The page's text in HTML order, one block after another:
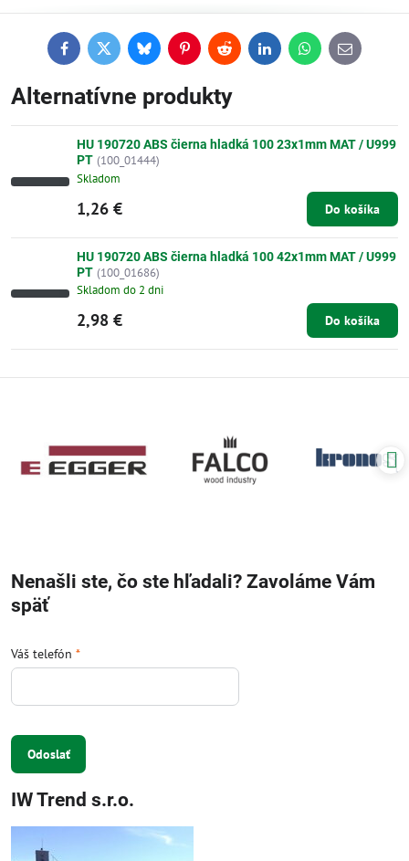
FacebookTwitterBlueskyPinterestReddit LinkedInWhatsApp
E-
mail
Alternatívne produkty
HU 190720 ABS čierna hladká 100 23x1mm MAT / U999
PT (100_01444)
Skladom
1,26 € Do košíka
HU 190720 ABS čierna hladká 100 42x1mm MAT / U999
PT (100_01686)
Skladom do 2 dni
2,98 € Do košíka
Nenašli ste, čo ste hľadali? Zavoláme Vám
späť
Váš telefón *
Odoslať
IW Trend s.r.o.